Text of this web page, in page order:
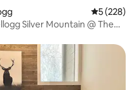
5 (228)
Silver Mountain @ The